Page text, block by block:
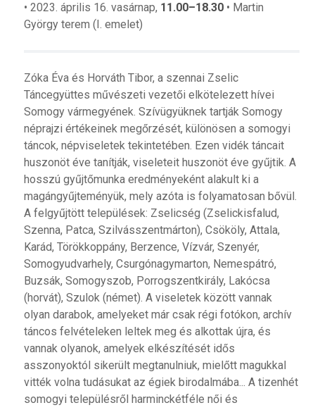
• 2023. április 16. vasárnap, 11.00–18.30• Martin
György terem (I. emelet)
Zóka Éva és Horváth Tibor, a szennai Zselic
Táncegyüttes művészeti vezetői elkötelezett hívei
Somogy vármegyének. Szívügyüknek tartják Somogy
néprajzi értékeinek megőrzését, különösen a somogyi
táncok, népviseletek tekintetében. Ezen vidék táncait
huszonöt éve tanítják, viseleteit huszonöt éve gyűjtik. A
hosszú gyűjtőmunka eredményeként alakult ki a
magángyűjteményük, mely azóta is folyamatosan bővül.
A felgyűjtött települések: Zselicség (Zselickisfalud,
Szenna, Patca, Szilvásszentmárton), Csököly, Attala,
Karád, Törökkoppány, Berzence, Vízvár, Szenyér,
Somogyudvarhely, Csurgónagymarton, Nemespátró,
Buzsák, Somogyszob, Porrogszentkirály, Lakócsa
(horvát), Szulok (német). A viseletek között vannak
olyan darabok, amelyeket már csak régi fotókon, archív
táncos felvételeken leltek meg és alkottak újra, és
vannak olyanok, amelyek elkészítését idős
asszonyoktól sikerült megtanulniuk, mielőtt magukkal
vitték volna tudásukat az égiek birodalmába... A tizenhét
somogyi településről harminckétféle női és